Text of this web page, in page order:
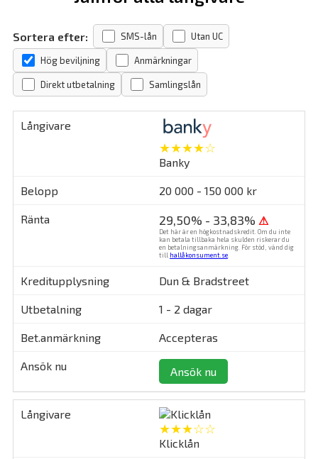
Sortera efter: SMS-lån Utan UC
Hög beviljning Anmärkningar
Direkt utbetalning Samlingslån
★★★★☆
Banky
20 000 - 150 000 kr
29,50% - 33,83% ⚠
Det här är en högkostnadskredit. Om du inte
kan betala tillbaka hela skulden riskerar du
en betalningsanmärkning. För stöd, vänd dig
till hallåkonsument.se
Dun & Bradstreet
1 - 2 dagar
Accepteras
Ansök nu
★★★☆☆
Klicklån